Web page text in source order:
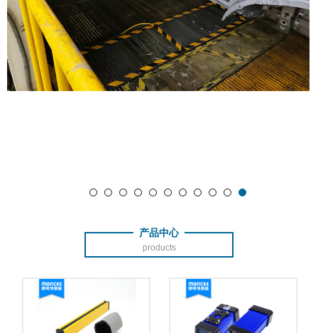
产品中心
products